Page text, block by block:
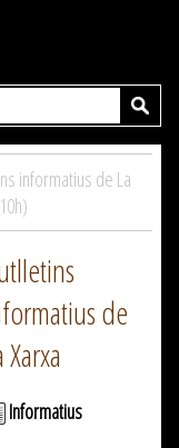
informatius de La
de
Xarxa
Informatius